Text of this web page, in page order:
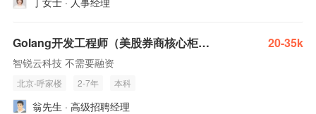
Golang开发工程师（美股券商核心柜台系统） 20-35k
智锐云科技 不需要融资
北京-呼家楼 2-7年 本科
翁先生 · 高级招聘经理